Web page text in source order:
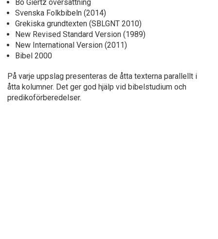
Bo Giertz översättning
Svenska Folkbibeln (2014)
Grekiska grundtexten (SBLGNT 2010)
New Revised Standard Version (1989)
New International Version (2011)
Bibel 2000
På varje uppslag presenteras de åtta texterna parallellt i
åtta kolumner. Det ger god hjälp vid bibelstudium och
predikoförberedelser.